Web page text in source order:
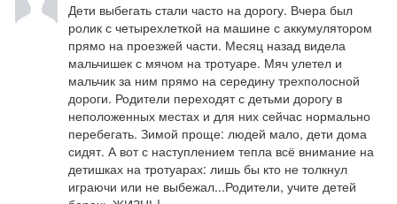
Дети выбегать стали часто на дорогу. Вчера был
ролик с четырехлеткой на машине с аккумулятором
прямо на проезжей части. Месяц назад видела
мальчишек с мячом на тротуаре. Мяч улетел и
мальчик за ним прямо на середину трехполосной
дороги. Родители переходят с детьми дорогу в
неположенных местах и для них сейчас нормально
перебегать. Зимой проще: людей мало, дети дома
сидят. А вот с наступлением тепла всё внимание на
детишках на тротуарах: лишь бы кто не толкнул
играючи или не выбежал...Родители, учите детей